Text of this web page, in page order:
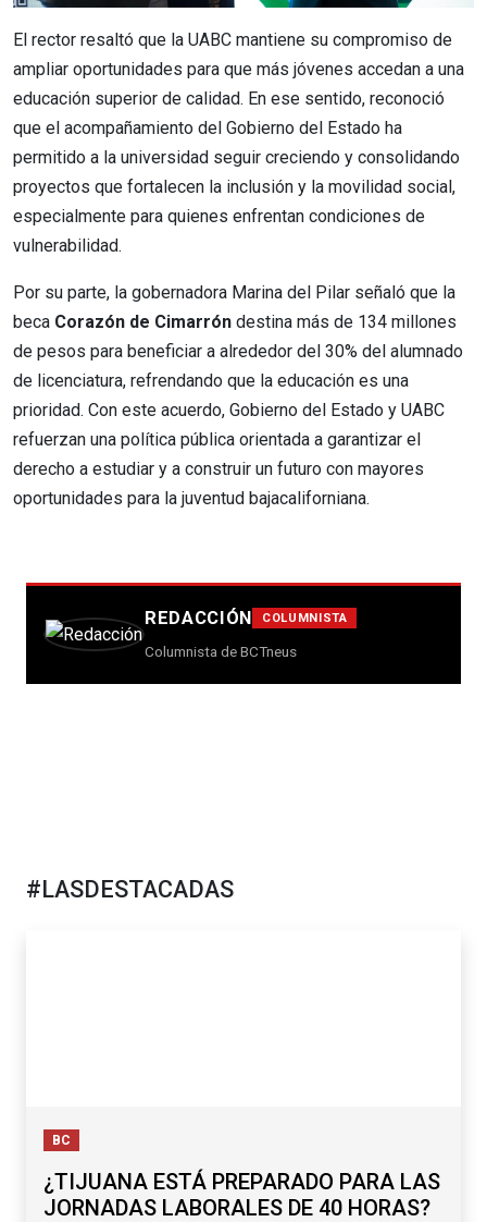
El rector resaltó que la UABC mantiene su compromiso de
ampliar oportunidades para que más jóvenes accedan a una
educación superior de calidad. En ese sentido, reconoció
que el acompañamiento del Gobierno del Estado ha
permitido a la universidad seguir creciendo y consolidando
proyectos que fortalecen la inclusión y la movilidad social,
especialmente para quienes enfrentan condiciones de
vulnerabilidad.
Por su parte, la gobernadora Marina del Pilar señaló que la
beca Corazón de Cimarrón destina más de 134 millones
de pesos para beneficiar a alrededor del 30% del alumnado
de licenciatura, refrendando que la educación es una
prioridad. Con este acuerdo, Gobierno del Estado y UABC
refuerzan una política pública orientada a garantizar el
derecho a estudiar y a construir un futuro con mayores
oportunidades para la juventud bajacaliforniana.
REDACCIÓN COLUMNISTA
Columnista de BCTneus
#LASDESTACADAS
BC
¿TIJUANA ESTÁ PREPARADO PARA LAS
JORNADAS LABORALES DE 40 HORAS?